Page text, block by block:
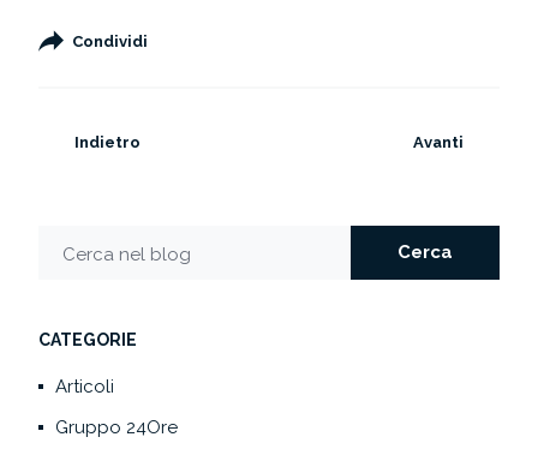
Condividi
Indietro Avanti
Cerca nel blog Cerca
CATEGORIE
Articoli
Gruppo 24Ore